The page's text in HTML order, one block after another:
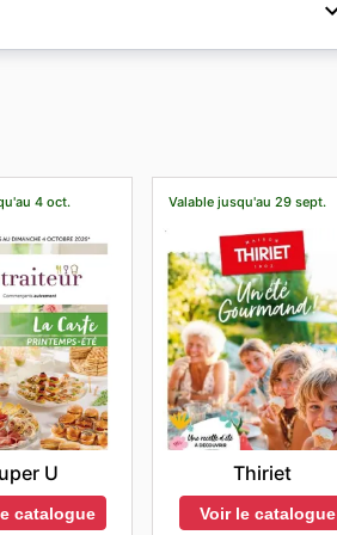
et brochures avant votre
une livraison rapide des produits
4 oct.
U
catalogue
Valable jusqu'au 29 sept.
Thiriet
Voir le catalogue